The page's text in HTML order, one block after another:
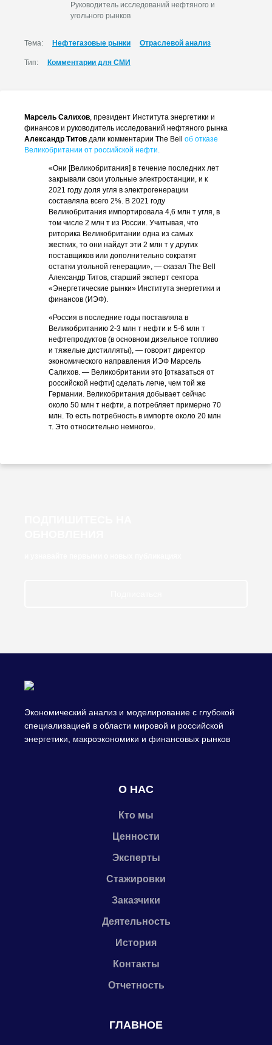
Руководитель исследований нефтяного и
угольного рынков
Тема: Нефтегазовые рынки Отраслевой анализ
Тип: Комментарии для СМИ
Марсель Салихов, президент Института энергетики и
финансов и руководитель исследований нефтяного рынка
Александр Титов дали комментарии The Bell об отказе
Великобритании от российской нефти.
«Они [Великобритания] в течение последних лет
закрывали свои угольные электростанции, и к
2021 году доля угля в электрогенерации
составляла всего 2%. В 2021 году
Великобритания импортировала 4,6 млн т угля, в
том числе 2 млн т из России. Учитывая, что
риторика Великобритании одна из самых
жестких, то они найдут эти 2 млн т у других
поставщиков или дополнительно сократят
остатки угольной генерации», — сказал The Bell
Александр Титов, старший эксперт сектора
«Энергетические рынки» Института энергетики и
финансов (ИЭФ).
«Россия в последние годы поставляла в
Великобританию 2-3 млн т нефти и 5-6 млн т
нефтепродуктов (в основном дизельное топливо
и тяжелые дистилляты), — говорит директор
экономического направления ИЭФ Марсель
Салихов. — Великобритании это [отказаться от
российской нефти] сделать легче, чем той же
Германии. Великобритания добывает сейчас
около 50 млн т нефти, а потребляет примерно 70
млн. То есть потребность в импорте около 20 млн
т. Это относительно немного».
Экономический анализ и моделирование с глубокой
специализацией в области мировой и российской
энергетики, макроэкономики и финансовых рынков
О НАС
Кто мы
Ценности
Эксперты
Стажировки
Заказчики
Деятельность
История
Контакты
Отчетность
ГЛАВНОЕ